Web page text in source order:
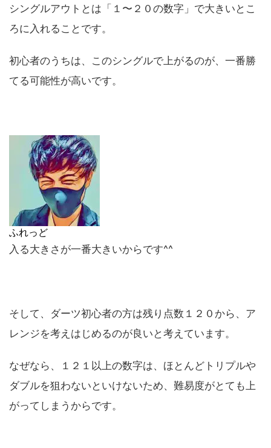
シングルアウトとは「１〜２０の数字」で大きいとこ
ろに入れることです。
初心者のうちは、このシングルで上がるのが、一番勝
てる可能性が高いです。
ふれっど
入る大きさが一番大きいからです^^
そして、ダーツ初心者の方は残り点数１２０から、ア
レンジを考えはじめるのが良いと考えています。
なぜなら、１２１以上の数字は、ほとんどトリプルや
ダブルを狙わないといけないため、難易度がとても上
がってしまうからです。